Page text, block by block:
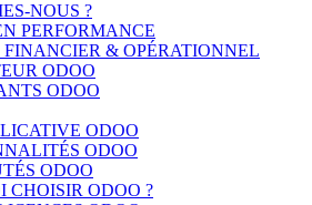
NOUS ?
PERFORMANCE
FINANCIER & OPÉRATIONNEL
ODOO
ODOO
ODOO
ODOO
ODOO
CHOISIR ODOO ?